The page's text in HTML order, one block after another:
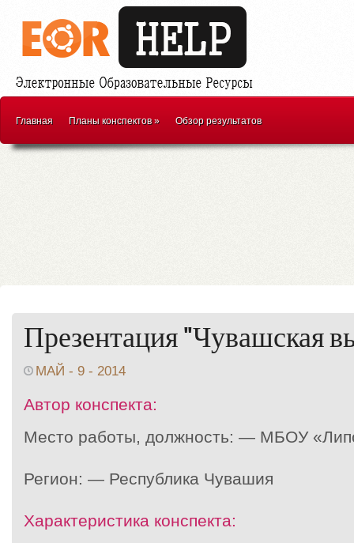
Главная Планы конспектов» Обзор результатов
Презентация "Чувашская
МАЙ - 9 - 2014
Автор конспекта:
Место работы, должность: — МБОУ
Регион: — Республика Чувашия
Характеристика конспекта: